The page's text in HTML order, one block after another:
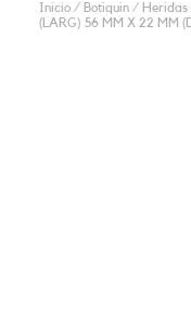
Inicio / Botiquin / Heridas
(LARG) 56 MM X 22 MM